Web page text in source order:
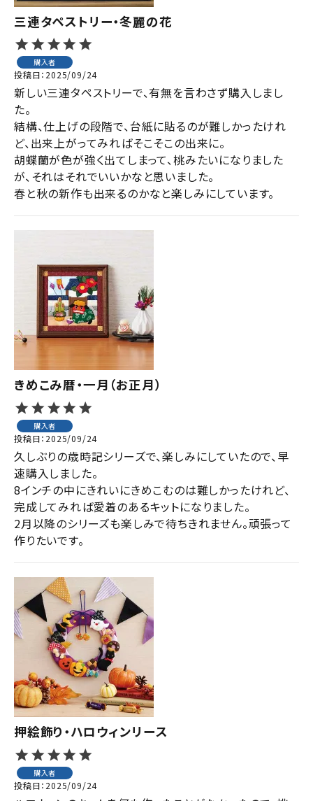
三連タペストリー・冬麗の花
購入者
投稿日 2025/09/24
新しい三連タペストリーで、有無を言わさず購入しまし
た。
結構、仕上げの段階で、台紙に貼るのが難しかったけれ
ど、出来上がってみればそこそこの出来に。
胡蝶蘭が色が強く出てしまって、桃みたいになりました
が、それはそれでいいかなと思いました。
春と秋の新作も出来るのかなと楽しみにしています。
きめこみ暦・一月（お正月）
購入者
投稿日 2025/09/24
久しぶりの歳時記シリーズで、楽しみにしていたので、早
速購入しました。
8インチの中にきれいにきめこむのは難しかったけれど、
完成してみれば愛着のあるキットになりました。
2月以降のシリーズも楽しみで待ちきれません。頑張って
作りたいです。
押絵飾り・ハロウィンリース
購入者
投稿日 2025/09/24